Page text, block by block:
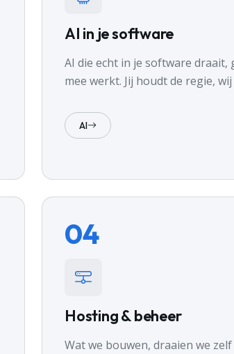
AI in je software
AI die echt in je software
mee werkt. Jij houdt de regie,
AI
04
Hosting & beheer
Wat we bouwen, draaien we